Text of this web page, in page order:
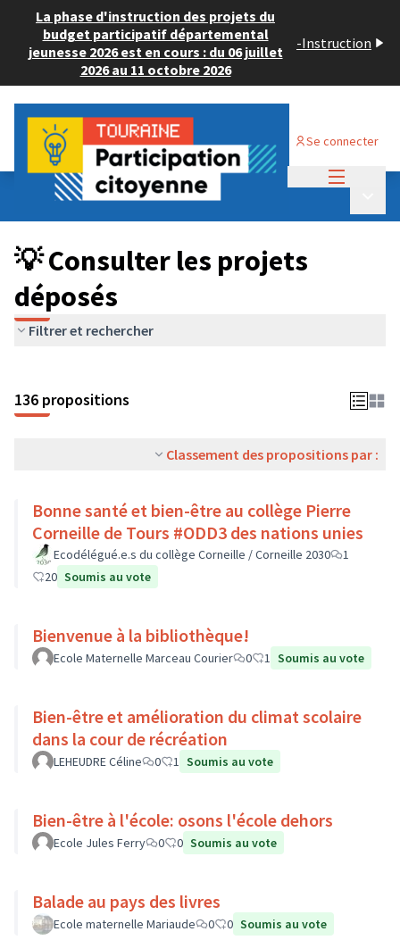
La phase d'instruction des projets du
budget participatif départemental
jeunesse 2026 est en cours : du 06 juillet
2026 au 11 octobre 2026
-Instruction
Se connecter
Budget Participatif JEUNESSE 2024
💡 Consulter les projets déposés
💡 Consulter les projets
déposés
Filtrer et rechercher
136 propositions
Classement des propositions par :
Bonne santé et bien-être au collège Pierre
Corneille de Tours #ODD3 des nations unies
Ecodélégué.e.s du collège Corneille / Corneille 2030
1
20 Soumis au vote
Bienvenue à la bibliothèque!
Ecole Maternelle Marceau Courier 0 1 Soumis au vote
Bien-être et amélioration du climat scolaire
dans la cour de récréation
LEHEUDRE Céline 0 1 Soumis au vote
Bien-être à l'école: osons l'école dehors
Ecole Jules Ferry 0 0 Soumis au vote
Balade au pays des livres
Ecole maternelle Mariaude 0 0 Soumis au vote